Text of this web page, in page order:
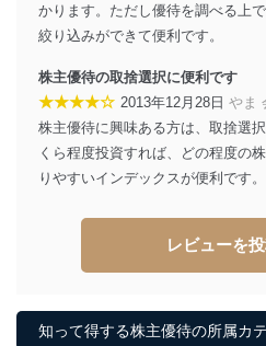
かります。ただし優待を調べる上
絞り込みができて便利です。
株主優待の取捨選択に便利です
★★★★☆ 2013年12月28日 やま
株主優待に興味ある方は、取捨選
くら程度投資すれば、どの程度の
りやすいインデックスが便利です。
レビューを
知って得する株主優待の所属カ